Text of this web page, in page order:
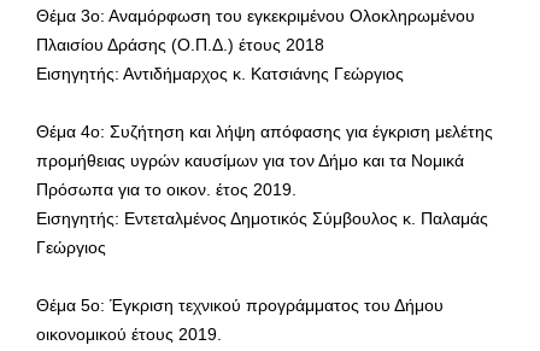
Θέμα 3ο: Αναμόρφωση του εγκεκριμένου Ολοκληρωμένου
Πλαισίου Δράσης (Ο.Π.Δ.) έτους 2018
Εισηγητής: Αντιδήμαρχος κ. Κατσιάνης Γεώργιος
Θέμα 4ο: Συζήτηση και λήψη απόφασης για έγκριση μελέτης
προμήθειας υγρών καυσίμων για τον Δήμο και τα Νομικά
Πρόσωπα για το οικον. έτος 2019.
Εισηγητής: Εντεταλμένος Δημοτικός Σύμβουλος κ. Παλαμάς
Γεώργιος
Θέμα 5ο: Έγκριση τεχνικού προγράμματος του Δήμου
οικονομικού έτους 2019.